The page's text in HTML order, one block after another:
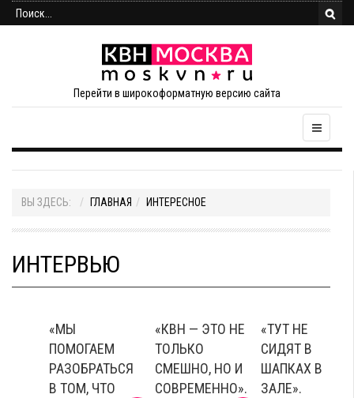
Перейти в широкоформатную версию сайта
ВЫ ЗДЕСЬ: ГЛАВНАЯ ИНТЕРЕСНОЕ
ИНТЕРВЬЮ
«МЫ
ПОМОГАЕМ
РАЗОБРАТЬСЯ
В ТОМ, ЧТО
«КВН — ЭТО НЕ
ТОЛЬКО
СМЕШНО, НО И
СОВРЕМЕННО».
«ТУТ НЕ
СИДЯТ В
ШАПКАХ В
ЗАЛЕ».